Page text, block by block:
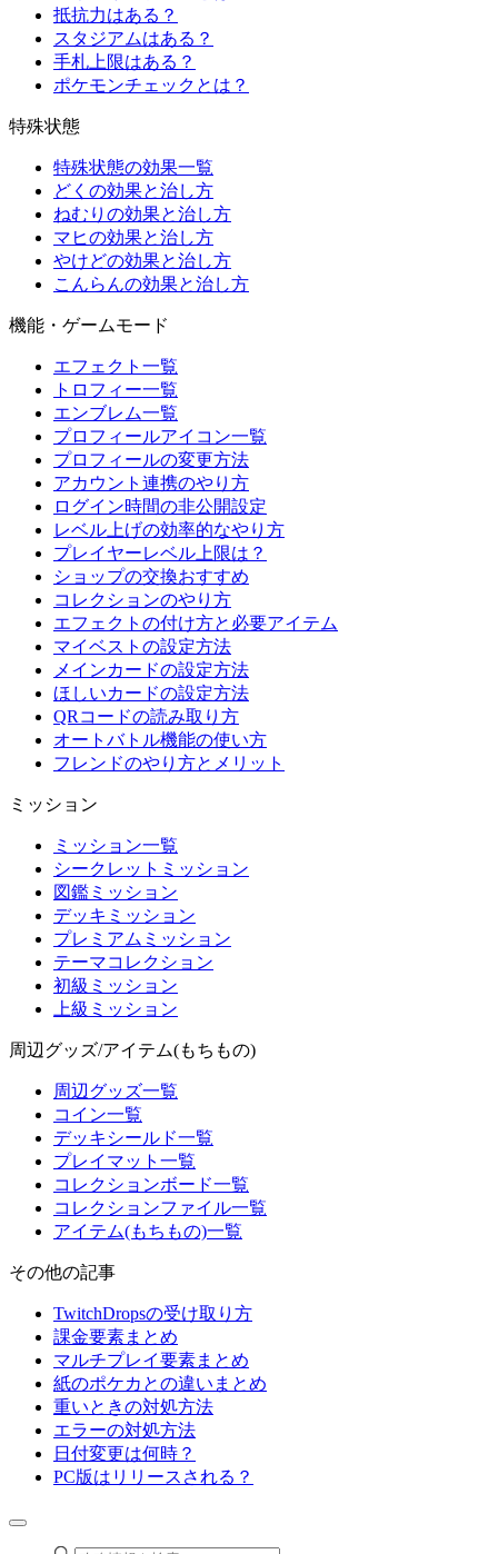
抵抗力はある？
スタジアムはある？
手札上限はある？
ポケモンチェックとは？
特殊状態
特殊状態の効果一覧
どくの効果と治し方
ねむりの効果と治し方
マヒの効果と治し方
やけどの効果と治し方
こんらんの効果と治し方
機能・ゲームモード
エフェクト一覧
トロフィー一覧
エンブレム一覧
プロフィールアイコン一覧
プロフィールの変更方法
アカウント連携のやり方
ログイン時間の非公開設定
レベル上げの効率的なやり方
プレイヤーレベル上限は？
ショップの交換おすすめ
コレクションのやり方
エフェクトの付け方と必要アイテム
マイベストの設定方法
メインカードの設定方法
ほしいカードの設定方法
QRコードの読み取り方
オートバトル機能の使い方
フレンドのやり方とメリット
ミッション
ミッション一覧
シークレットミッション
図鑑ミッション
デッキミッション
プレミアムミッション
テーマコレクション
初級ミッション
上級ミッション
周辺グッズ/アイテム(もちもの)
周辺グッズ一覧
コイン一覧
デッキシールド一覧
プレイマット一覧
コレクションボード一覧
コレクションファイル一覧
アイテム(もちもの)一覧
その他の記事
TwitchDropsの受け取り方
課金要素まとめ
マルチプレイ要素まとめ
紙のポケカとの違いまとめ
重いときの対処方法
エラーの対処方法
日付変更は何時？
PC版はリリースされる？